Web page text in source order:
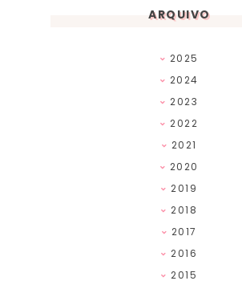
ARQUIVO
2025
2024
2023
2022
2021
2020
2019
2018
2017
2016
2015